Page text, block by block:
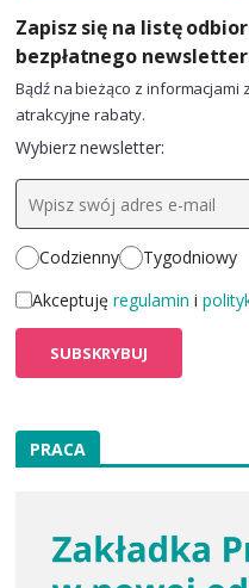
Zapisz się na listę
bezpłatnego
Bądź na bieżąco z informacjami
atrakcyjne rabaty.
Wybierz newsletter:
Codzienny
Tygodniowy
Akceptuję regulamin i
PRACA